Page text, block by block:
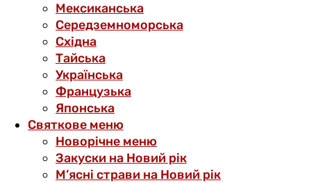
Мексиканська
Середземноморська
Східна
Тайська
Українська
Французька
Японська
Святкове меню
Новорічне меню
Закуски на Новий рік
М’ясні страви на Новий рік